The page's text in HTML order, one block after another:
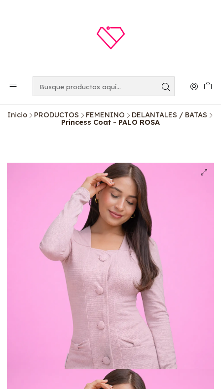
Inicio PRODUCTOS FEMENINO
DELANTALES / BATAS
Princess Coat - PALO ROSA